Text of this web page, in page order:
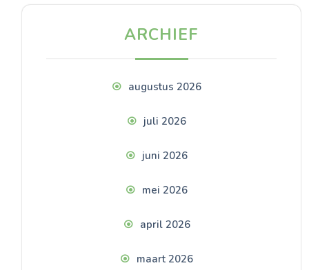
ARCHIEF
augustus 2026
juli 2026
juni 2026
mei 2026
april 2026
maart 2026